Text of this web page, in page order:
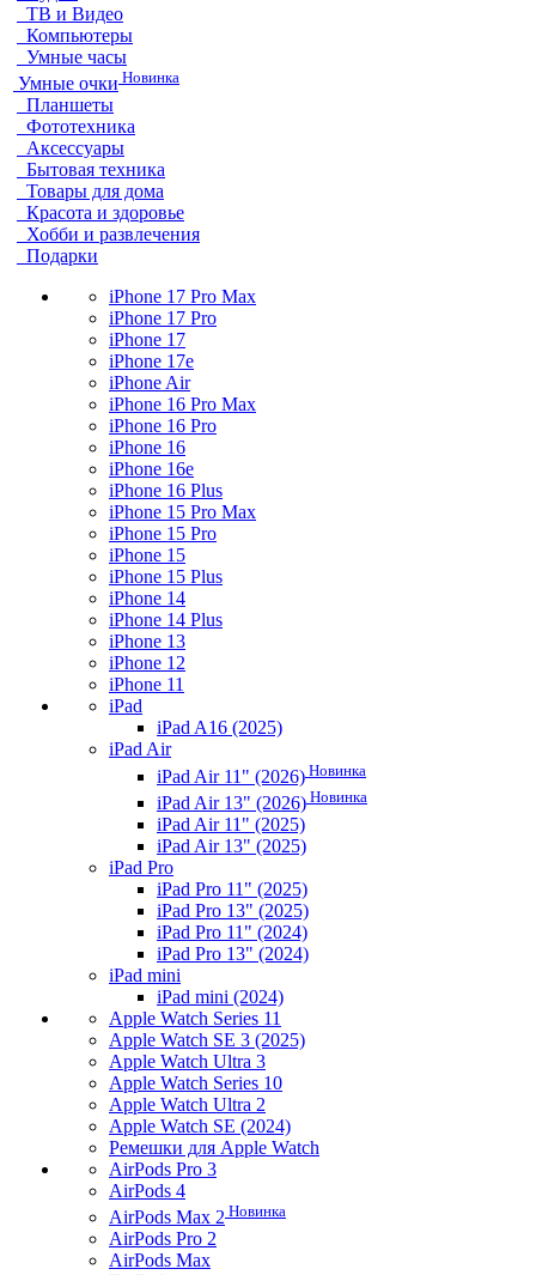
ТВ и Видео
Компьютеры
Умные часы
Умные очки Новинка
Планшеты
Фототехника
Аксессуары
Бытовая техника
Товары для дома
Красота и здоровье
Хобби и развлечения
Подарки
iPhone 17 Pro Max
iPhone 17 Pro
iPhone 17
iPhone 17e
iPhone Air
iPhone 16 Pro Max
iPhone 16 Pro
iPhone 16
iPhone 16e
iPhone 16 Plus
iPhone 15 Pro Max
iPhone 15 Pro
iPhone 15
iPhone 15 Plus
iPhone 14
iPhone 14 Plus
iPhone 13
iPhone 12
iPhone 11
iPad
iPad A16 (2025)
iPad Air
iPad Air 11" (2026) Новинка
iPad Air 13" (2026) Новинка
iPad Air 11" (2025)
iPad Air 13" (2025)
iPad Pro
iPad Pro 11" (2025)
iPad Pro 13" (2025)
iPad Pro 11" (2024)
iPad Pro 13" (2024)
iPad mini
iPad mini (2024)
Apple Watch Series 11
Apple Watch SE 3 (2025)
Apple Watch Ultra 3
Apple Watch Series 10
Apple Watch Ultra 2
Apple Watch SE (2024)
Ремешки для Apple Watch
AirPods Pro 3
AirPods 4
AirPods Max 2 Новинка
AirPods Pro 2
AirPods Max